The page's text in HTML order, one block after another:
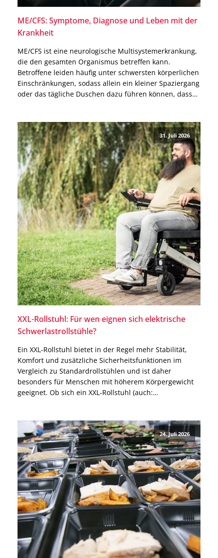
ME/CFS: Symptome, Diagnose und Leben mit der
Krankheit
ME/CFS ist eine neurologische Multisystemerkrankung,
die den gesamten Organismus betreffen kann.
Betroffene leiden häufig unter schwersten körperlichen
Einschränkungen, sodass allein ein kleiner Spaziergang
oder das tägliche Duschen dazu führen können, dass
Erschöpfungszustand ist, welche Ursachen bekannt
und welche Therapien möglich sind, […]
31. Juli 2026
XXL-Rollstuhl: Für wen eignen sich elektrische
Schwerlastrollstühle?
Ein XXL-Rollstuhl bietet in der Regel mehr Stabilität,
Komfort und zusätzliche Sicherheitsfunktionen im
Vergleich zu Standardrollstühlen und ist daher
besonders für Menschen mit höherem Körpergewicht
geeignet. Ob sich ein XXL-Rollstuhl (auch:
große Menschen oder Menschen mit einem allgemein
breiten Körperbau […]
24. Juli 2026